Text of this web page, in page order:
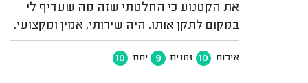
את הקטנוע כי החלטתי שזה מה שעדיף לי
במקום לתקן אותו. היה שירותי, אמין ומקצועי.
איכות 10 זמנים 9 יחס 10